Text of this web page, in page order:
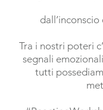
Tra i nostri poteri
segnali
tutti